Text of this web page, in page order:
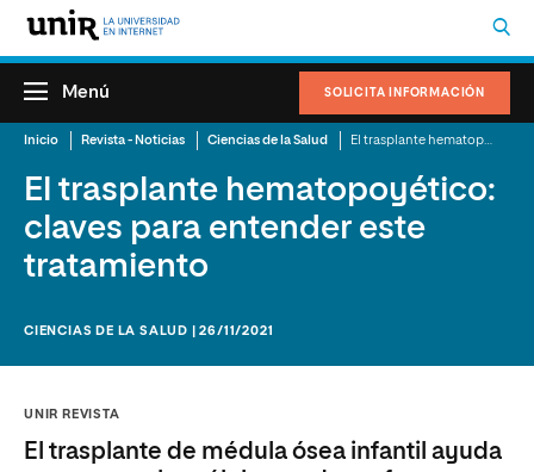
SOLICITA INFORMACIÓN
Menú
Inicio Revista - Noticias Ciencias de la Salud
El trasplante hematopoyético:
claves para entender este
tratamiento
CIENCIAS DE LA SALUD | 26/11/2021
UNIR REVISTA
El trasplante de médula ósea infantil ayuda